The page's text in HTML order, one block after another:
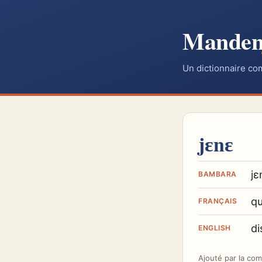
Un dictionnaire
jɛnɛ
BAMBARA
FRANÇAIS
ENGLISH
Ajouté par la